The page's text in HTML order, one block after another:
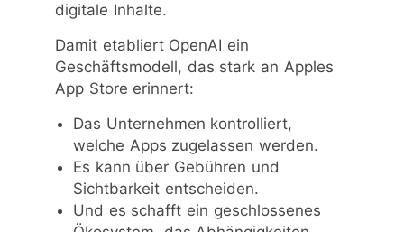
digitale Inhalte.
Damit etabliert OpenAI ein
Geschäftsmodell, das stark an Apples
App Store erinnert:
Das Unternehmen kontrolliert,
welche Apps zugelassen werden.
Es kann über Gebühren und
Sichtbarkeit entscheiden.
Und es schafft ein geschlossenes